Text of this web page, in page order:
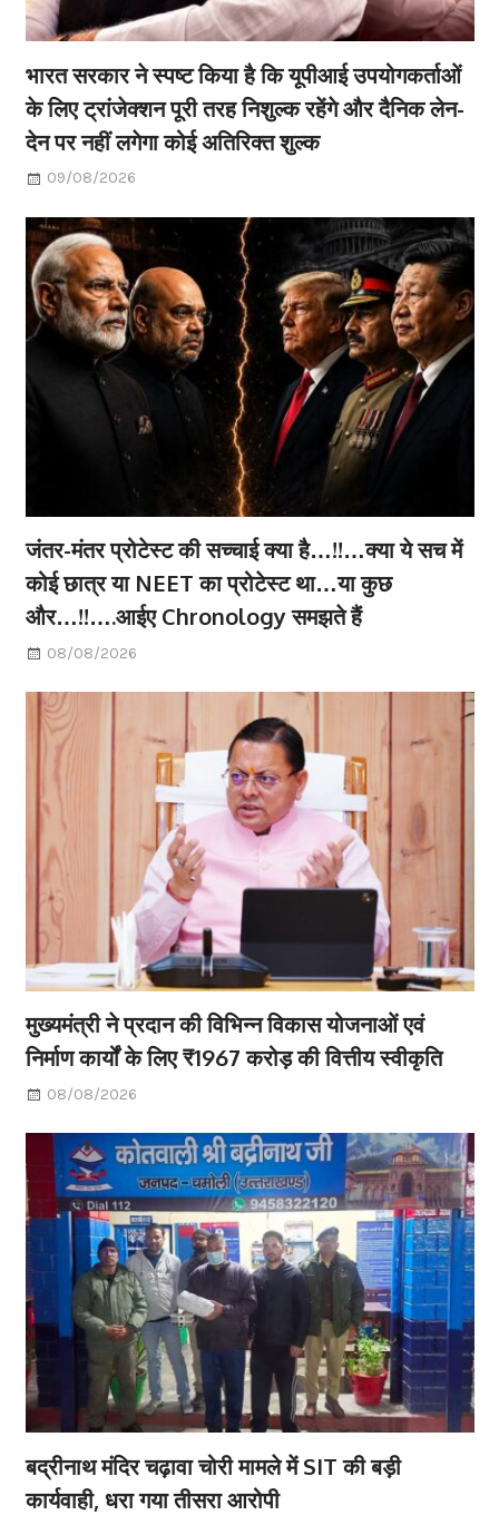
भारत सरकार ने स्पष्ट किया है कि यूपीआई उपयोगकर्ताओं
के लिए ट्रांजेक्शन पूरी तरह निशुल्क रहेंगे और दैनिक लेन-
देन पर नहीं लगेगा कोई अतिरिक्त शुल्क
09/08/2026
जंतर-मंतर प्रोटेस्ट की सच्चाई क्या है…!!…क्या ये सच में
कोई छात्र या NEET का प्रोटेस्ट था…या कुछ
और…!!….आईए Chronology समझते हैं
08/08/2026
मुख्यमंत्री ने प्रदान की विभिन्न विकास योजनाओं एवं
निर्माण कार्यों के लिए ₹1967 करोड़ की वित्तीय स्वीकृति
08/08/2026
बद्रीनाथ मंदिर चढ़ावा चोरी मामले में SIT की बड़ी
कार्यवाही, धरा गया तीसरा आरोपी